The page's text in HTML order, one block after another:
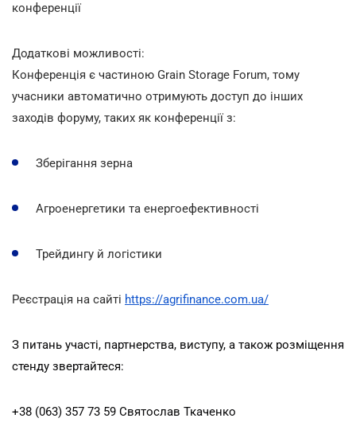
конференції
Додаткові можливості:
Конференція є частиною Grain Storage Forum, тому
учасники автоматично отримують доступ до інших
заходів форуму, таких як конференції з:
Зберігання зерна
Агроенергетики та енергоефективності
Трейдингу й логістики
Реєстрація на сайті https://agrifinance.com.ua/
З питань участі, партнерства, виступу, а також розміщення
стенду звертайтеся:
+38 (063) 357 73 59 Святослав Ткаченко